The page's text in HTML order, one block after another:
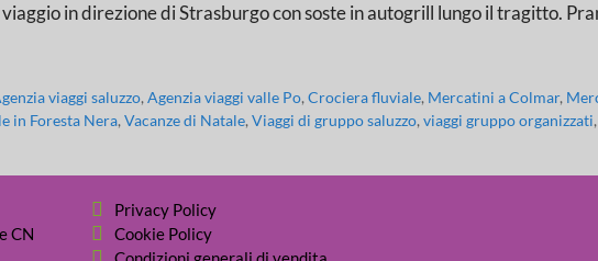
in direzione di Strasburgo con soste in autogrill lungo il tragitto.
viaggi saluzzo,Agenzia viaggi valle Po,Crociera fluviale, Mercatini a Colmar,
in Foresta Nera, Vacanze di Natale, Viaggi di gruppo saluzzo, viaggi gruppo organizzati,
CN
Privacy Policy
Cookie Policy